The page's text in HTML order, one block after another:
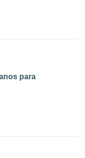
para